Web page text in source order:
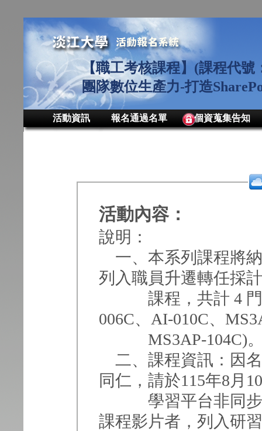
【職工考核課程】(課程代號
團隊數位生產力-打造
活動資訊 報名通過名單 個資蒐集告知
活動內容：
說明：
一、本系列課程將
列入職員升遷轉任採
課程，共計 4 門
006C、AI-010C、
MS3AP-104C)
二、課程資訊：因
同仁，請於115年8月
學習平台非同步學
課程影片者，列入研